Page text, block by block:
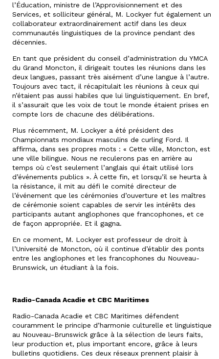
l’Éducation, ministre de l’Approvisionnement et des
Services, et solliciteur général, M. Lockyer fut également un
collaborateur extraordinairement actif dans les deux
communautés linguistiques de la province pendant des
décennies.
En tant que président du conseil d’administration du YMCA
du Grand Moncton, il dirigeait toutes les réunions dans les
deux langues, passant très aisément d’une langue à l’autre.
Toujours avec tact, il récapitulait les réunions à ceux qui
n’étaient pas aussi habiles que lui linguistiquement. En bref,
il s’assurait que les voix de tout le monde étaient prises en
compte lors de chacune des délibérations.
Plus récemment, M. Lockyer a été président des
Championnats mondiaux masculins de curling Ford. Il
affirma, dans ses propres mots : « Cette ville, Moncton, est
une ville bilingue. Nous ne reculerons pas en arrière au
temps où c’est seulement l’anglais qui était utilisé lors
d’événements publics ». À cette fin, et lorsqu’il se heurta à
la résistance, il mit au défi le comité directeur de
l’événement que les cérémonies d’ouverture et les maîtres
de cérémonie soient capables de servir les intérêts des
participants autant anglophones que francophones, et ce
de façon appropriée. Et il gagna.
En ce moment, M. Lockyer est professeur de droit à
l’Université de Moncton, où il continue d’établir des ponts
entre les anglophones et les francophones du Nouveau-
Brunswick, un étudiant à la fois.
Radio-Canada Acadie et CBC Maritimes
Radio-Canada Acadie et CBC Maritimes défendent
couramment le principe d’harmonie culturelle et linguistique
au Nouveau-Brunswick grâce à la sélection de leurs faits,
leur production et, plus important encore, grâce à leurs
bulletins quotidiens. Ces deux réseaux prennent plaisir à